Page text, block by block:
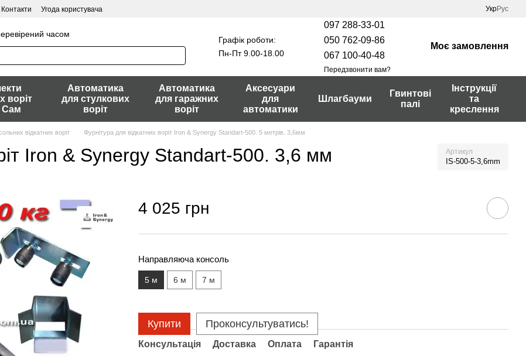
Контакти Угода користувача УкрРус
часом
Графік роботи:
Пн-Пт 9.00-18.00
097 288-33-01
050 762-09-86
067 100-40-48
Передзвонити вам?
Моє замовлення
воріт
Сам
Автоматика
для стулкових
воріт
Автоматика
для гаражних
воріт
Аксесуари
для
автоматики
Шлагбауми
Гвинтові
палі
Інструкції
та
креслення
відкатних воріт Фурнітура для відкатних воріт Iron & Synergy Standart-500. 5 метрів. 3,6мм
Iron & Synergy Standart-500. 3,6 мм Артикул
IS-500-5-3,6mm
4 025 грн
Направляюча консоль
5 м 6 м 7 м
Купити Проконсультуватись!
Консультація Доставка Оплата
Гарантія